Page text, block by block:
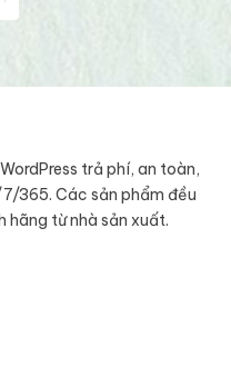
trả phí, an toàn,
365. Các sản phẩm đều
hãng từ nhà sản xuất.